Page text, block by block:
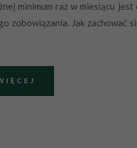
minimum raz w miesiącu
zobowiązania. Jak zachować